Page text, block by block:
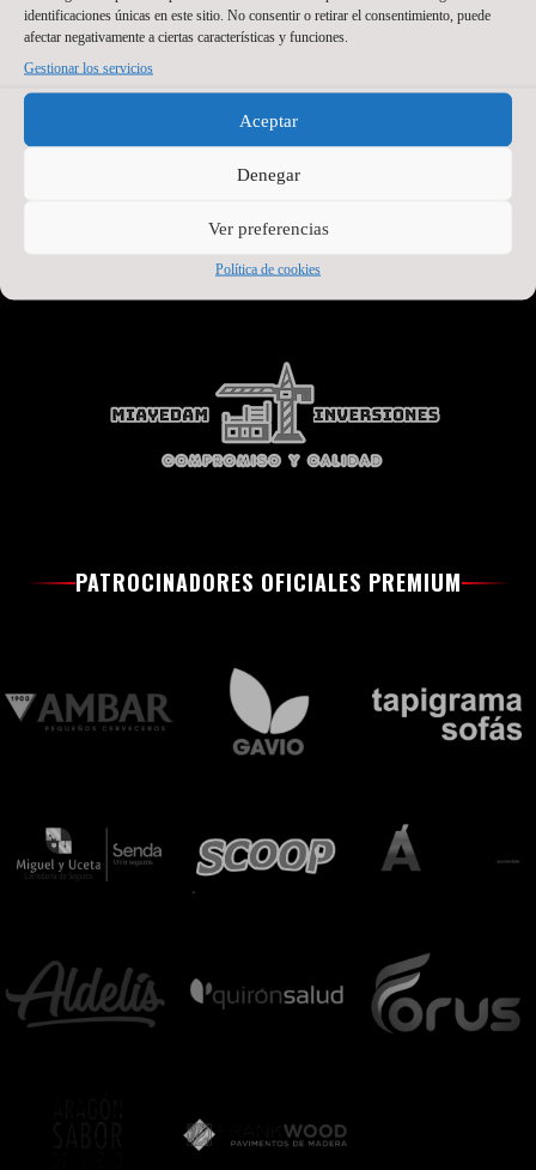
identificaciones únicas en este sitio. No consentir o retirar el consentimiento, puede
afectar negativamente a ciertas características y funciones.
Gestionar los servicios
Aceptar
Denegar
Ver preferencias
Política de cookies
SEGUNDO PATROCINADOR
PATROCINADORES OFICIALES PREMIUM